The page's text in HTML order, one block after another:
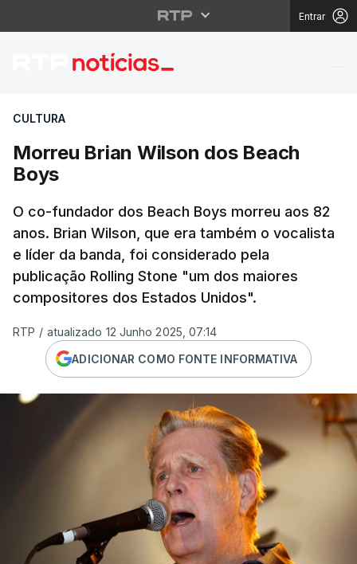
Entrar
Morreu Brian Wilson
CULTURA
Morreu Brian Wilson dos Beach
Boys
O co-fundador dos Beach Boys morreu aos 82
anos. Brian Wilson, que era também o vocalista
e líder da banda, foi considerado pela
publicação Rolling Stone "um dos maiores
compositores dos Estados Unidos".
RTP / atualizado 12 Junho 2025, 07:14
ADICIONAR COMO FONTE INFORMATIVA